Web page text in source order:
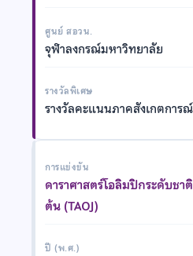
ศูนย์ สอวน.
จุฬาลงกรณ์มหาวิทยาลัย
รางวัลพิเศษ
รางวัลคะแนนภาคสังเกตการ
การแข่งขัน
ดาราศาสตร์โอลิมปิกระดับช
ต้น (TAOJ)
ปี (พ.ศ.)